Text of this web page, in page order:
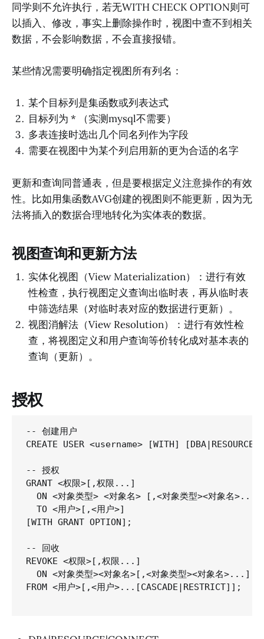
同学则不允许执行，若无WITH CHECK OPTION则可
以插入、修改，事实上删除操作时，视图中查不到相关
数据，不会影响数据，不会直接报错。
某些情况需要明确指定视图所有列名：
某个目标列是集函数或列表达式
目标列为 * （实测mysql不需要）
多表连接时选出几个同名列作为字段
需要在视图中为某个列启用新的更为合适的名字
更新和查询同普通表，但是要根据定义注意操作的有效
性。比如用集函数AVG创建的视图则不能更新，因为无
法将插入的数据合理地转化为实体表的数据。
视图查询和更新方法
实体化视图（View Materialization）：进行有效
性检查，执行视图定义查询出临时表，再从临时表
中筛选结果（对临时表对应的数据进行更新）。
视图消解法（View Resolution）：进行有效性检
查，将视图定义和用户查询等价转化成对基本表的
查询（更新）。
授权
-- 创建用户
CREATE USER <username> [WITH]
-- 授权
GRANT <权限>[,权限...]
  ON <对象类型> <对象名> [,<对象类型><对象名>...]
  TO <用户>[,<用户>]
[WITH GRANT OPTION];
-- 回收
REVOKE <权限>[,权限...]
  ON <对象类型><对象名>[,<对象类型><对象名>...]
FROM <用户>[,<用户>...[CASCADE|RESTRICT]];